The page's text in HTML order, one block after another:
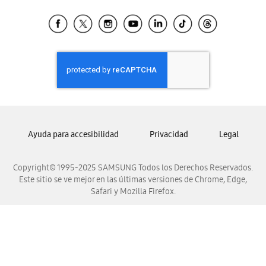
Samsung Ecuador
Samsung El Salvador
Samsung Guatemala
Samsung Honduras
Samsung Nicaragua
Samsung Venezuela
Copyright© 1995-2025 SAMSUNG Todos los Derechos Reservados.
Este sitio se ve mejor en las últimas versiones de Chrome, Edge,
Safari y Mozilla Firefox.
Ayuda para accesibilidad Privacidad Legal